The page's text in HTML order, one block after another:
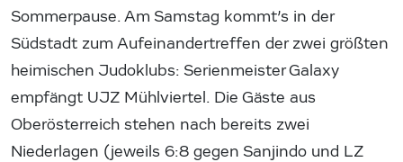
Sommerpause. Am Samstag kommt’s in der
Südstadt zum Aufeinandertreffen der zwei größten
heimischen Judoklubs: Serienmeister Galaxy
empfängt UJZ Mühlviertel. Die Gäste aus
Oberösterreich stehen nach bereits zwei
Niederlagen (jeweils 6:8 gegen Sanjindo und LZ